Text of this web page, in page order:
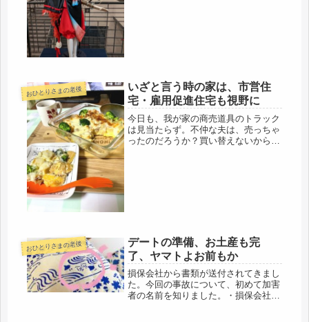
おひとりさまの老後
いざと言う時の家は、市営住
宅・雇用促進住宅も視野に
今日も、我が家の商売道具のトラック
は見当たらず。不仲な夫は、売っちゃ
ったのだろうか？買い替えないから、
おひとりさまの老後
デートの準備、お土産も完
了、ヤマトよお前もか
損保会社から書類が送付されてきまし
た。今回の事故について、初めて加害
者の名前を知りました。・損保会社発